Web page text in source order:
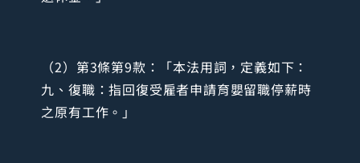
（2）第3條第9款：「本法用詞，定義如下：
九、復職：指回復受雇者申請育嬰留職停薪時
之原有工作。」